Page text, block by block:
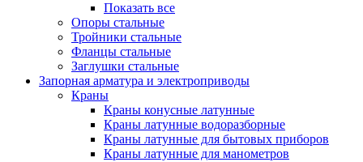
Показать все
Опоры стальные
Тройники стальные
Фланцы стальные
Заглушки стальные
Запорная арматура и электроприводы
Краны
Краны конусные латунные
Краны латунные водоразборные
Краны латунные для бытовых приборов
Краны латунные для манометров